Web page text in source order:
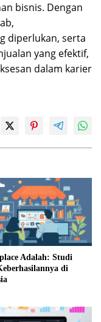
bisnis. Dengan
diperlukan, serta
yang efektif,
dalam karier
Adalah: Studi
di